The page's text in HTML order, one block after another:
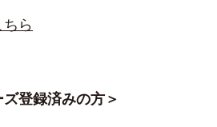
ら
登録済みの方＞